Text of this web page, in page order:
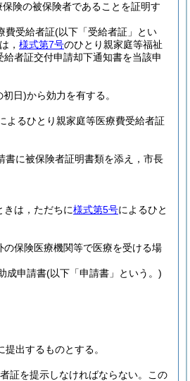
険の被保険者であることを証明す
費受給者証(以下「受給者証」とい
， 様式第7号のひとり親家庭等福祉
者証交付申請却下通知書を当該申
初日)から効力を有する。
よるひとり親家庭等医療費受給者証
書に被保険者証明書類を添え，市長
は，ただちに様式第5号によるひと
の保険医療機関等で医療を受ける場
成申請書(以下「申請書」という。)
出するものとする。
証を提示しなければならない。
この